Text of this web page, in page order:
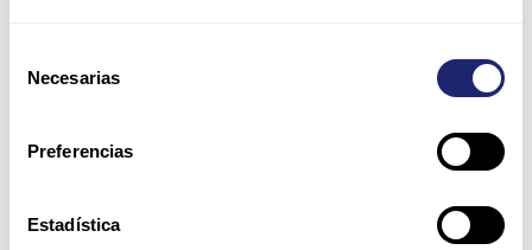
Necesarias
Preferencias
Estadística